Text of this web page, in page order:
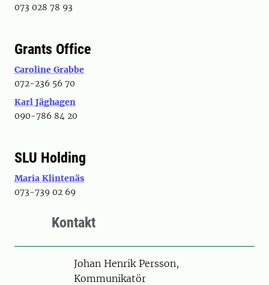
073 028 78 93
Grants Office
Caroline Grabbe
072-236 56 70
Karl Jäghagen
090-786 84 20
SLU Holding
Maria Klintenäs
073-739 02 69
Kontakt
PersonJohan Henrik Persson,
Kommunikatör